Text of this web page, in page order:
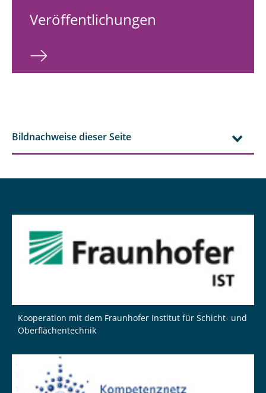
Veröffentlichungen
Bildnachweise dieser Seite
Kooperation mit dem Fraunhofer Institut für Schicht- und
Oberflächentechnik